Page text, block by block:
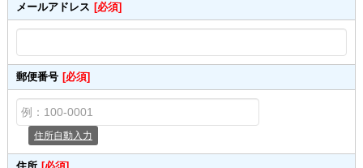
メールアドレス [必須]
郵便番号 [必須]
住所自動入力